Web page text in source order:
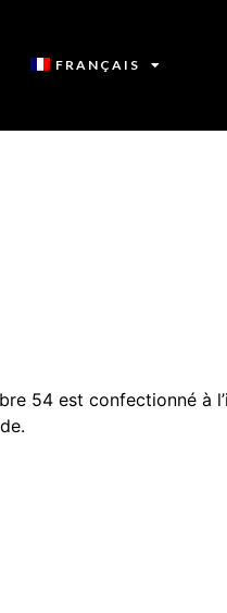
FRANÇAIS
54 est confectionné à